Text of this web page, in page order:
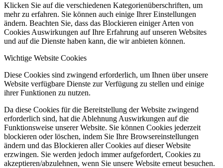
Klicken Sie auf die verschiedenen Kategorienüberschriften, um
mehr zu erfahren. Sie können auch einige Ihrer Einstellungen
ändern. Beachten Sie, dass das Blockieren einiger Arten von
Cookies Auswirkungen auf Ihre Erfahrung auf unseren Websites
und auf die Dienste haben kann, die wir anbieten können.
Wichtige Website Cookies
Diese Cookies sind zwingend erforderlich, um Ihnen über unsere
Website verfügbare Dienste zur Verfügung zu stellen und einige
ihrer Funktionen zu nutzen.
Da diese Cookies für die Bereitstellung der Website zwingend
erforderlich sind, hat die Ablehnung Auswirkungen auf die
Funktionsweise unserer Website. Sie können Cookies jederzeit
blockieren oder löschen, indem Sie Ihre Browsereinstellungen
ändern und das Blockieren aller Cookies auf dieser Website
erzwingen. Sie werden jedoch immer aufgefordert, Cookies zu
akzeptieren/abzulehnen, wenn Sie unsere Website erneut besuchen.